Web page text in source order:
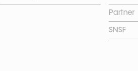
Partner
SNSF